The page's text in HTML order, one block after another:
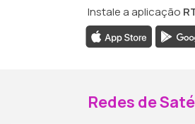
Instale a aplicação
Redes de